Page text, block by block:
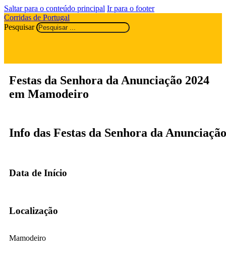
Saltar para o conteúdo principal Ir para o footer
Corridas de Portugal
Pesquisar
Festas da Senhora da Anunciação 2024
em Mamodeiro
Info das Festas da Senhora da Anunciação
Data de Início
Localização
Mamodeiro